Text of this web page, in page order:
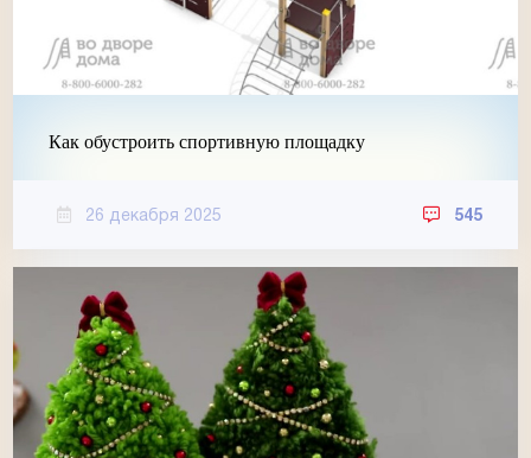
Как обустроить спортивную площадку
26 декабря 2025 545